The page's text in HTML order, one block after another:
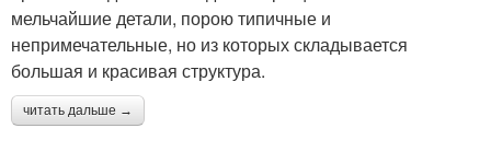
мельчайшие детали, порою типичные и
непримечательные, но из которых складывается
большая и красивая структура.
читать дальше →